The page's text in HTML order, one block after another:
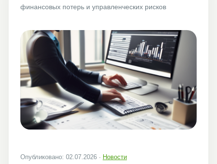
финансовых потерь и управленческих рисков
Опубликовано: 02.07.2026 · Новости